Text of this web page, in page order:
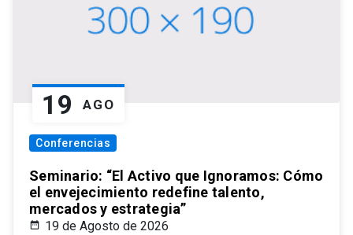
19 AGO
Conferencias
Seminario: “El Activo que Ignoramos: Cómo
el envejecimiento redefine talento,
mercados y estrategia”
19 de Agosto de 2026